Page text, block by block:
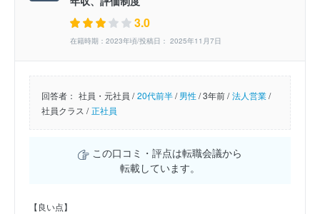
3.0
在籍時期：2023年頃/投稿日： 2025年11月7日
回答者： 社員・元社員 / 20代前半/男性/3年前 / 法人営業/
社員クラス / 正社員
この口コミ・評点は転職会議から
転載しています。
【良い点】